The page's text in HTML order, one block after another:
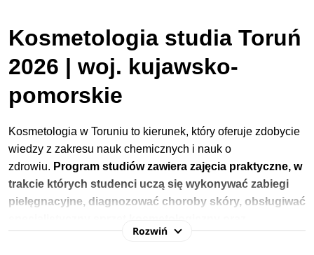
Kosmetologia studia Toruń
2026 | woj. kujawsko-
pomorskie
Kosmetologia w Toruniu to kierunek, który oferuje zdobycie
wiedzy z zakresu nauk chemicznych i nauk o
zdrowiu. Program studiów zawiera zajęcia praktyczne, w
trakcie których studenci uczą się wykonywać zabiegi
pielęgnacyjne, diagnozować choroby skóry, obsługiwać
odczytywać receptury kosmetyków.
Rozwiń